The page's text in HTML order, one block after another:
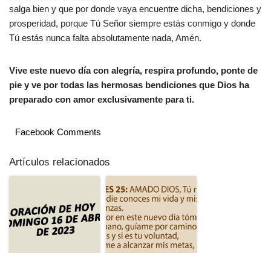
salga bien y que por donde vaya encuentre dicha, bendiciones y
prosperidad, porque Tú Señor siempre estás conmigo y donde
Tú estás nunca falta absolutamente nada, Amén.
Vive este nuevo día con alegría, respira profundo, ponte de
pie y ve por todas las hermosas bendiciones que Dios ha
preparado con amor exclusivamente para ti.
Facebook Comments
Artículos relacionados